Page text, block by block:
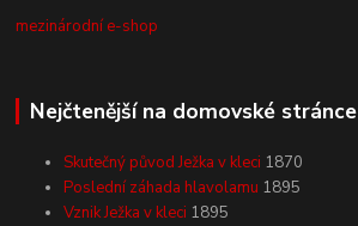
mezinárodní e-shop
Nejčtenější na domovské stránce
Skutečný původ Ježka v kleci 1870
Poslední záhada hlavolamu 1895
Vznik Ježka v kleci 1895